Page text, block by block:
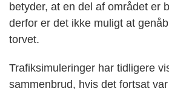
betyder, at en del af området er
derfor er det ikke muligt at
torvet.
Trafiksimuleringer har tidligere
sammenbrud, hvis det fortsat